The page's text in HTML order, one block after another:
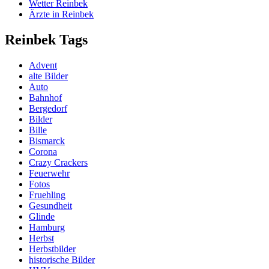
Wetter Reinbek
Ärzte in Reinbek
Reinbek Tags
Advent
alte Bilder
Auto
Bahnhof
Bergedorf
Bilder
Bille
Bismarck
Corona
Crazy Crackers
Feuerwehr
Fotos
Fruehling
Gesundheit
Glinde
Hamburg
Herbst
Herbstbilder
historische Bilder